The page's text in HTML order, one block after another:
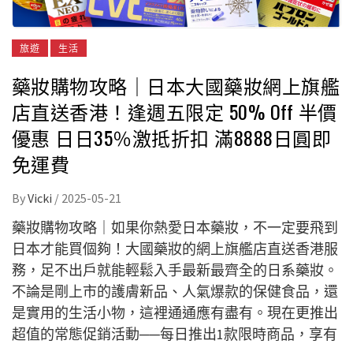
旅遊 生活
藥妝購物攻略｜日本大國藥妝網上旗艦
店直送香港！逢週五限定 50% Off 半價
優惠 日日35％激抵折扣 滿8888日圓即
免運費
ByVicki / 2025-05-21
藥妝購物攻略｜如果你熱愛日本藥妝，不一定要飛到
日本才能買個夠！大國藥妝的網上旗艦店直送香港服
務，足不出戶就能輕鬆入手最新最齊全的日系藥妝。
不論是剛上市的護膚新品、人氣爆款的保健食品，還
是實用的生活小物，這裡通通應有盡有。現在更推出
超值的常態促銷活動──每日推出1款限時商品，享有